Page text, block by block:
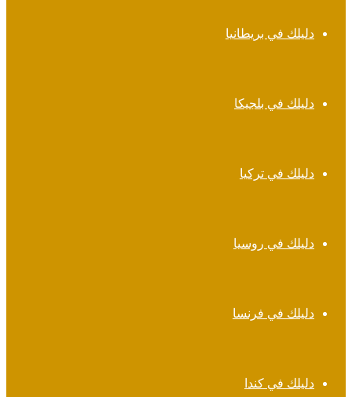
دليلك في بريطانيا
دليلك في بلجيكا
دليلك في تركيا
دليلك في روسيا
دليلك في فرنسا
دليلك في كندا